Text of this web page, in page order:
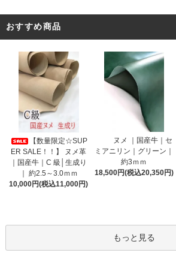
おすすめ商品
【数量限定☆SUP
ER SALE！！】 ヌメ革
｜国産牛｜C 級│生成り
｜ 約2.5～3.0ｍｍ
10,000円(税込11,000円)
ヌメ ｜国産牛｜セ
ミアニリン｜グリーン｜
約3ｍｍ
18,500円(税込20,350円)
もっと見る